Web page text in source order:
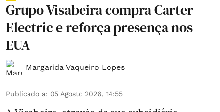
Grupo Visabeira compra Carter
Electric e reforça presença nos
EUA
Margarida Vaqueiro Lopes
Publicado a: 05 Agosto 2026, 14:55